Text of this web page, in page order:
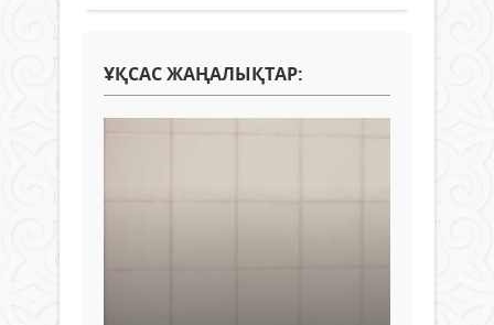
ҰҚСАС ЖАҢАЛЫҚТАР: